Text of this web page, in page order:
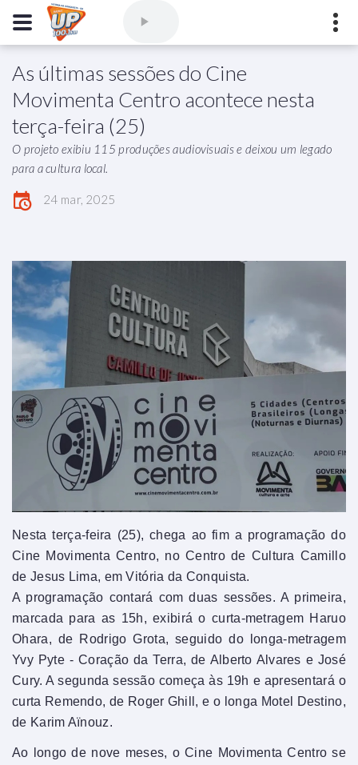
Comercial (77) 3421-3710
(77) 3424-1001
As últimas sessões do Cine
Movimenta Centro acontece nesta
terça-feira (25)
O projeto exibiu 115 produções audiovisuais e deixou um legado
para a cultura local.
24 mar, 2025
Nesta terça-feira (25), chega ao fim a programação do
Cine Movimenta Centro, no Centro de Cultura Camillo
de Jesus Lima, em Vitória da Conquista.
A programação contará com duas sessões. A primeira,
marcada para as 15h, exibirá o curta-metragem Haruo
Ohara, de Rodrigo Grota, seguido do longa-metragem
Yvy Pyte - Coração da Terra, de Alberto Alvares e José
Cury. A segunda sessão começa às 19h e apresentará o
curta Remendo, de Roger Ghill, e o longa Motel Destino,
de Karim Aïnouz.
Ao longo de nove meses, o Cine Movimenta Centro se